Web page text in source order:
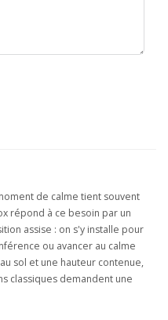
de calme tient souvent
répond à ce besoin par un
assise : on s'y installe pour
ou avancer au calme
sol et une hauteur contenue,
classiques demandent une